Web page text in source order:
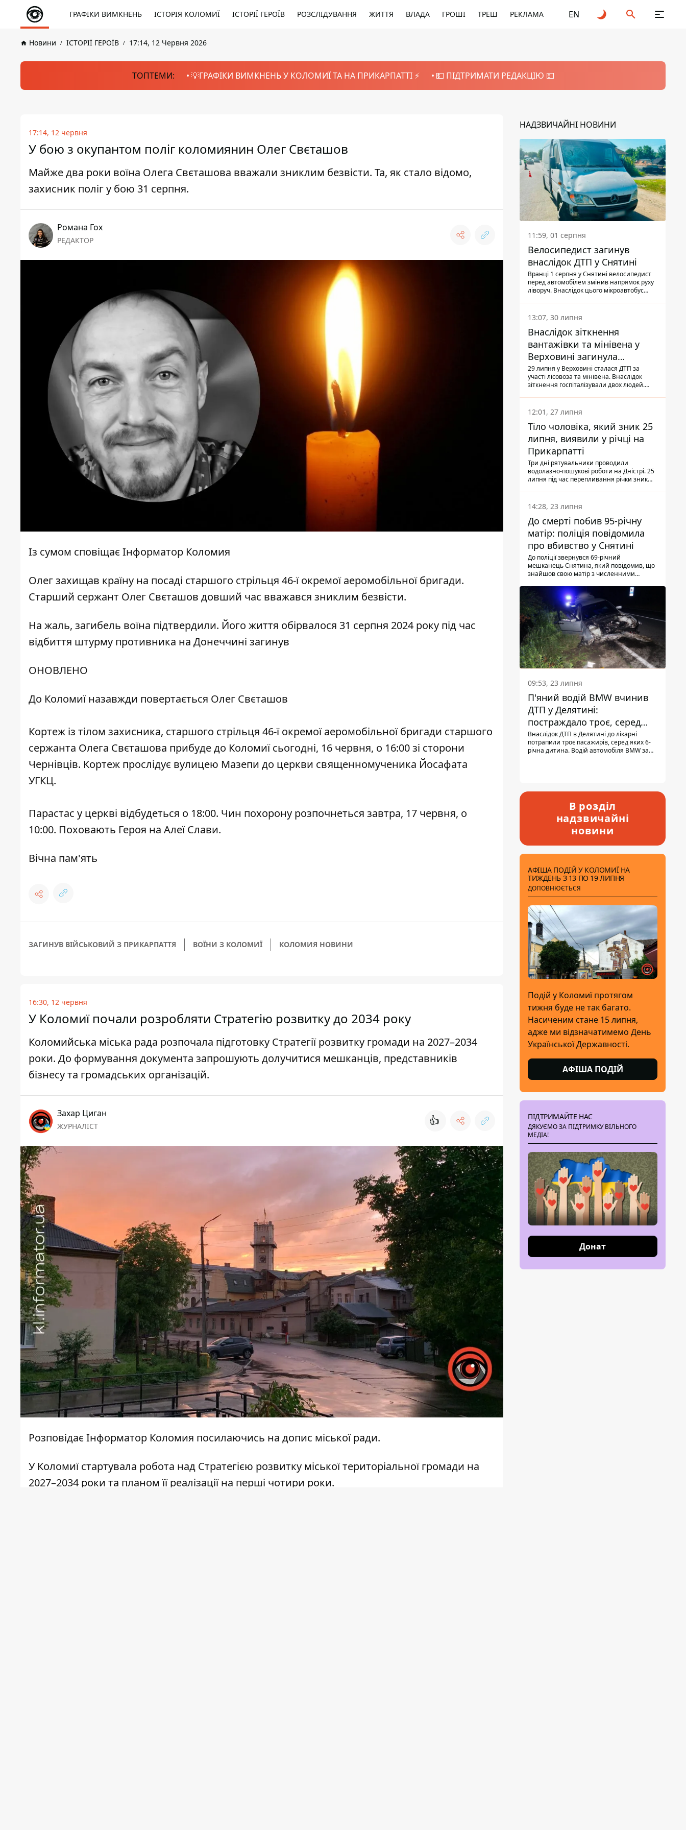
ГРАФІКИ ВИМКНЕНЬ ІСТОРІЯ КОЛОМИЇ ІСТОРІЇ ГЕРОЇВ РОЗСЛІДУВАННЯ ЖИТТЯ ВЛАДА ГРОШІ ТРЕШ РЕКЛАМА EN
Новини ІСТОРІЇ ГЕРОЇВ 17:14, 12 Червня 2026
ТОПТЕМИ: 💡ГРАФІКИ ВИМКНЕНЬ У КОЛОМИЇ ТА НА ПРИКАРПАТТІ ⚡️ 💵 ПІДТРИМАТИ РЕДАКЦІЮ 💵
17:14, 12 червня
У бою з окупантом поліг коломиянин Олег Свєташов
Майже два роки воїна Олега Свєташова вважали зниклим безвісти. Та, як стало відомо,
захисник поліг у бою 31 серпня.
Романа Гох
РЕДАКТОР
Із сумом сповіщає Інформатор Коломия
Олег захищав країну на посаді старшого стрільця 46-ї окремої аеромобільної бригади.
Старший сержант Олег Свєташов довший час вважався зниклим безвісти.
На жаль, загибель воїна підтвердили. Його життя обірвалося 31 серпня 2024 року під час
відбиття штурму противника на Донеччині загинув
ОНОВЛЕНО
До Коломиї назавжди повертається Олег Свєташов
Кортеж із тілом захисника, старшого стрільця 46-ї окремої аеромобільної бригади старшого
сержанта Олега Свєташова прибуде до Коломиї сьогодні, 16 червня, о 16:00 зі сторони
Чернівців. Кортеж прослідує вулицею Мазепи до церкви священномученика Йосафата
УГКЦ.
Парастас у церкві відбудеться о 18:00. Чин похорону розпочнеться завтра, 17 червня, о
10:00. Поховають Героя на Алеї Слави.
Вічна пам'ять
ЗАГИНУВ ВІЙСЬКОВИЙ З ПРИКАРПАТТЯ ВОЇНИ З КОЛОМИЇ КОЛОМИЯ НОВИНИ
16:30, 12 червня
У Коломиї почали розробляти Стратегію розвитку до 2034 року
Коломийська міська рада розпочала підготовку Стратегії розвитку громади на 2027–2034
роки. До формування документа запрошують долучитися мешканців, представників
бізнесу та громадських організацій.
Захар Циган
ЖУРНАЛІСТ 👍
Розповідає Інформатор Коломия посилаючись на допис міської ради.
У Коломиї стартувала робота над Стратегією розвитку міської територіальної громади на
2027–2034 роки та планом її реалізації на перші чотири роки.
НАДЗВИЧАЙНІ НОВИНИ
11:59, 01 серпня
Велосипедист загинув
внаслідок ДТП у Снятині
Вранці 1 серпня у Снятині велосипедист
перед автомобілем змінив напрямок руху
ліворуч. Внаслідок цього мікроавтобус
13:07, 30 липня
Внаслідок зіткнення
вантажівки та мінівена у
Верховині загинула
пасажирка, водійка - у
лікарні
29 липня у Верховині сталася ДТП за
участі лісовоза та мінівена. Внаслідок
зіткнення госпіталізували двох людей.
Також травми отримала водійка
автомобіля.
12:01, 27 липня
Тіло чоловіка, який зник 25
липня, виявили у річці на
Прикарпатті
Три дні рятувальники проводили
водолазно-пошукові роботи на Дністрі. 25
липня під час перепливання річки зник
виявили тіло.
14:28, 23 липня
До смерті побив 95-річну
матір: поліція повідомила
про вбивство у Снятині
До поліції звернувся 69-річний
мешканець Снятина, який повідомив, що
знайшов свою матір з численними
з'ясували правоохоронці, ці травми жінці
наніс її син.
09:53, 23 липня
П'яний водій BMW вчинив
ДТП у Делятині:
постраждало троє, серед
них - дитина
Внаслідок ДТП в Делятині до лікарні
потрапили троє пасажирів, серед яких 6-
річна дитина. Водій автомобіля BMW за
В розділ
надзвичайні
новини
АФІША ПОДІЙ У КОЛОМИЇ НА
ТИЖДЕНЬ З 13 ПО 19 ЛИПНЯ
ДОПОВНЮЄТЬСЯ
Подій у Коломиї протягом
тижня буде не так багато.
Насиченим стане 15 липня,
адже ми відзначатимемо День
Української Державності.
АФІША ПОДІЙ
ПІДТРИМАЙТЕ НАС
ДЯКУЄМО ЗА ПІДТРИМКУ ВІЛЬНОГО
МЕДІА!
Донат